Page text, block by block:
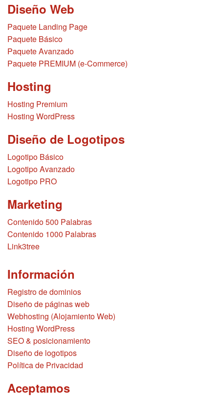
Diseño Web
Paquete Landing Page
Paquete Básico
Paquete Avanzado
Paquete PREMIUM (e-Commerce)
Hosting
Hosting Premium
Hosting WordPress
Diseño de Logotipos
Logotipo Básico
Logotipo Avanzado
Logotipo PRO
Marketing
Contenido 500 Palabras
Contenido 1000 Palabras
Link3tree
Información
Registro de dominios
Diseño de páginas web
Webhosting (Alojamiento Web)
Hosting WordPress
SEO & posicionamiento
Diseño de logotipos
Política de Privacidad
Aceptamos